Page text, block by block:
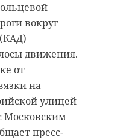
вокруг
движения.
от
на
улицей
Московским
пресс-
XIX
нас в
нового
нас в